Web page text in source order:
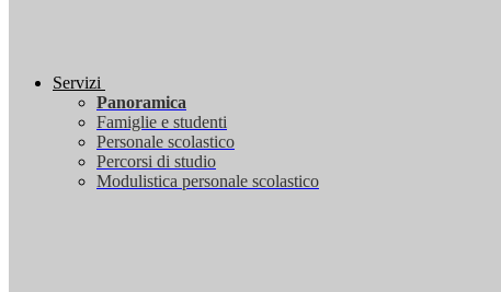
Servizi
Panoramica
Famiglie e studenti
Personale scolastico
Percorsi di studio
Modulistica personale scolastico